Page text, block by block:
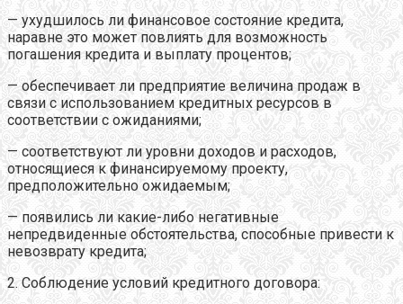
— ухудшилось ли финансовое состояние кредита,
наравне это может повлиять для возможность
погашения кредита и выплату процентов;
— обеспечивает ли предприятие величина продаж в
связи с использованием кредитных ресурсов в
соответствии с ожиданиями;
— соответствуют ли уровни доходов и расходов,
относящиеся к финансируемому проекту,
предположительно ожидаемым;
— появились ли какие-либо негативные
непредвиденные обстоятельства, способные привести к
невозврату кредита;
2. Соблюдение условий кредитного договора: